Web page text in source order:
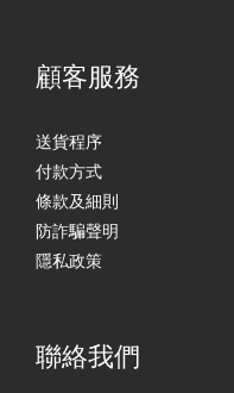
顧客服務
送貨程序
付款方式
條款及細則
防詐騙聲明
隱私政策
聯絡我們